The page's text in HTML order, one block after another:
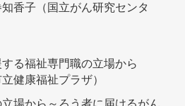
子（国立がん研究センタ
る福祉専門職の立場から
康福祉プラザ）
場から～ろう者に届けるがん